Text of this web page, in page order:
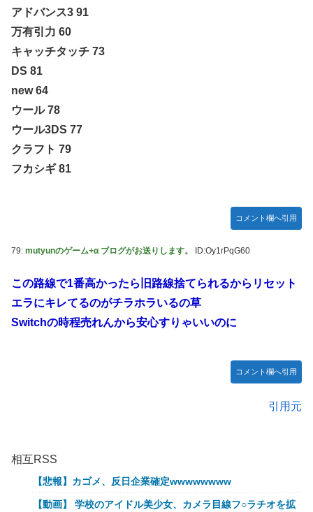
アドバンス3 91
万有引力 60
キャッチタッチ 73
DS 81
new 64
ウール 78
ウール3DS 77
クラフト 79
フカシギ 81
コメント欄へ引用
79: mutyunのゲーム+α ブログがお送りします。 ID:Oy1rPqG60
この路線で1番高かったら旧路線捨てられるからリセット
エラにキレてるのがチラホラいるの草
Switchの時程売れんから安心すりゃいいのに
コメント欄へ引用
引用元
相互RSS
【悲報】カゴメ、反日企業確定wwwwwwww
【動画】 学校のアイドル美少女、カメラ目線フ○ラチオを拡